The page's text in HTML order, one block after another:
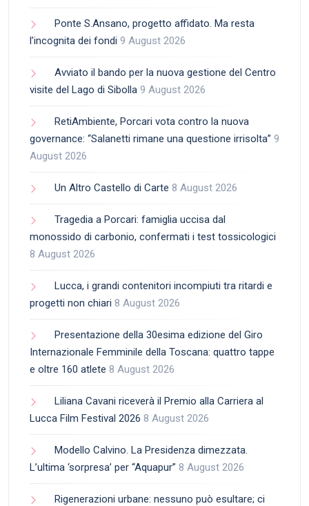
Ponte S.Ansano, progetto affidato. Ma resta
l’incognita dei fondi 9 August 2026
Avviato il bando per la nuova gestione del Centro
visite del Lago di Sibolla 9 August 2026
RetiAmbiente, Porcari vota contro la nuova
governance: “Salanetti rimane una questione irrisolta” 9
August 2026
Un Altro Castello di Carte 8 August 2026
Tragedia a Porcari: famiglia uccisa dal
monossido di carbonio, confermati i test tossicologici
8 August 2026
Lucca, i grandi contenitori incompiuti tra ritardi e
progetti non chiari 8 August 2026
Presentazione della 30esima edizione del Giro
Internazionale Femminile della Toscana: quattro tappe
e oltre 160 atlete 8 August 2026
Liliana Cavani riceverà il Premio alla Carriera al
Lucca Film Festival 2026 8 August 2026
Modello Calvino. La Presidenza dimezzata.
L’ultima ‘sorpresa’ per “Aquapur” 8 August 2026
Rigenerazioni urbane: nessuno può esultare; ci